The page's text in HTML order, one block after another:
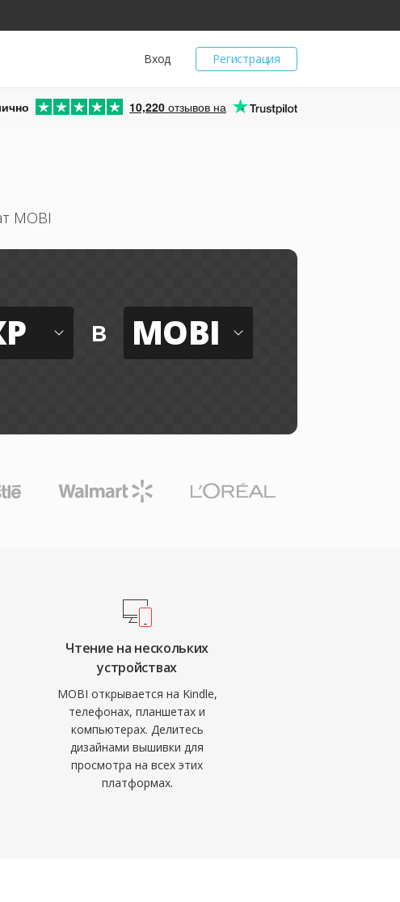
Регистрация
Вход
10,220 отзывов на
MOBI
в MOBI
Чтение на нескольких
устройствах
MOBI открывается на Kindle,
телефонах, планшетах и
компьютерах. Делитесь
дизайнами вышивки для
просмотра на всех этих
платформах.